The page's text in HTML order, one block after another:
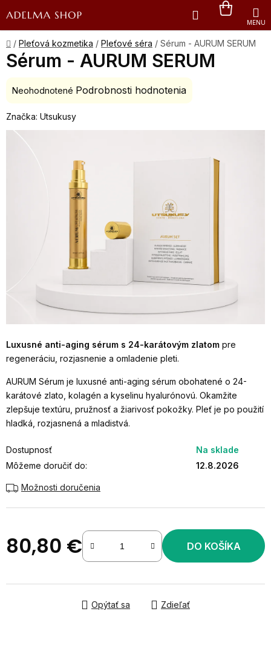
na
obsah
Hľadať
KOŠÍK
Domov
/ Pleťová kozmetika / Pleťové séra / Sérum - AURUM SERUM
Luxusné anti-aging sérum s 24-karátovým zlatom pre
regeneráciu, rozjasnenie a omladenie pleti.
AURUM Sérum je luxusné anti-aging sérum obohatené o 24-
karátové zlato, kolagén a kyselinu hyalurónovú. Okamžite
zlepšuje textúru, pružnosť a žiarivosť pokožky. Pleť je po použití
hladká, rozjasnená a mladistvá.
Dostupnosť
Na sklade
Môžeme doručiť do:
12.8.2026
Možnosti doručenia
80,80 € DO KOŠÍKA
Opýtať sa Zdieľať
Sérum - AURUM SERUM
Priemerné
produktu
je
Neohodnotené Podrobnosti hodnotenia
Značka: Utsukusy